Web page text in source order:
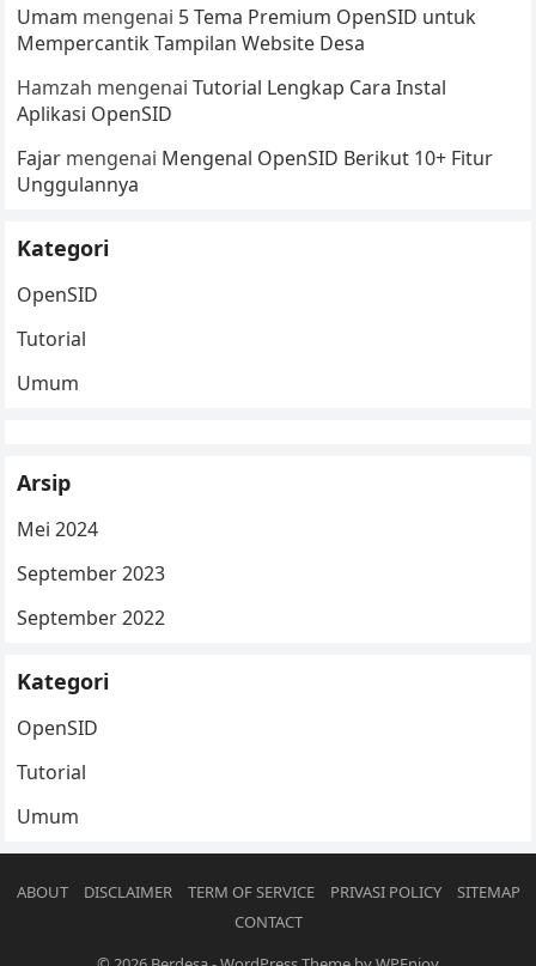
Umam mengenai 5 Tema Premium OpenSID untuk
Mempercantik Tampilan Website Desa
Hamzah mengenaiTutorial Lengkap Cara Instal
Aplikasi OpenSID
Fajar mengenai Mengenal OpenSID Berikut 10+ Fitur
Unggulannya
Kategori
OpenSID
Tutorial
Umum
Arsip
Mei 2024
September 2023
September 2022
Kategori
OpenSID
Tutorial
Umum
ABOUT DISCLAIMER TERM OF SERVICE PRIVASI POLICY
SITEMAP
CONTACT